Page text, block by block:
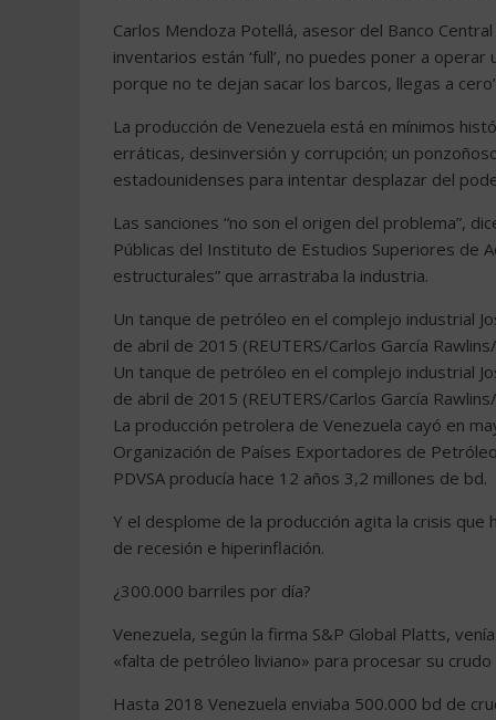
Carlos Mendoza Potellá, asesor del Banco
inventarios están ‘full’, no puedes poner a
porque no te dejan sacar los barcos, llegas a
La producción de Venezuela está en mínimos
erráticas, desinversión y corrupción; un
estadounidenses para intentar desplazar del
Las sanciones “no son el origen del problema”,
Públicas del Instituto de Estudios Superiores de
estructurales” que arrastraba la industria.
Un tanque de petróleo en el complejo industrial
de abril de 2015 (REUTERS/Carlos García
Un tanque de petróleo en el complejo industrial
de abril de 2015 (REUTERS/Carlos García
La producción petrolera de Venezuela cayó en
Organización de Países Exportadores de
PDVSA producía hace 12 años 3,2 millones de bd.
Y el desplome de la producción agita la crisis
de recesión e hiperinflación.
¿300.000 barriles por día?
Venezuela, según la firma S&P Global Platts,
«falta de petróleo liviano» para procesar su
Hasta 2018 Venezuela enviaba 500.000 bd de